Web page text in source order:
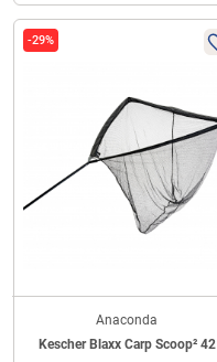
-29%
Anaconda
Kescher Blaxx Carp Scoop² 42